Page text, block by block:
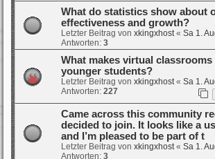
What do statistics show about
effectiveness and growth?
Letzter Beitrag von xkingxhost « Sa 1.
Antworten: 3
What makes virtual
younger students?
Letzter Beitrag von xkingxhost « Sa 1.
Antworten: 227
Came across this community
decided to join. It looks like a
and I’m pleased to be part of t
Letzter Beitrag von xkingxhost « Sa 1.
Antworten: 3